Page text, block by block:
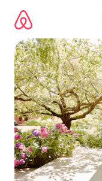
directement
contenu